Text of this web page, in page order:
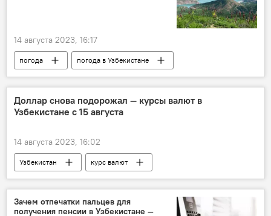
14 августа 2023, 16:17
погода
погода в Узбекистане
Узбекистан
прогноз
прогноз погоды
прогноз погоды по Узбекистану
Доллар снова подорожал — курсы валют в
Узбекистане с 15 августа
14 августа 2023, 16:02
Узбекистан
курс валют
курс валюты
Зачем отпечатки пальцев для
получения пенсии в Узбекистане —